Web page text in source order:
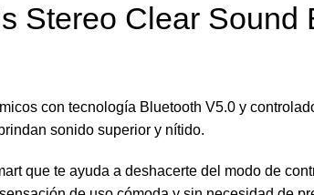
Stereo Clear Sound
con tecnología Bluetooth V5.0 y
sonido superior y nítido.
que te ayuda a deshacerte del modo de